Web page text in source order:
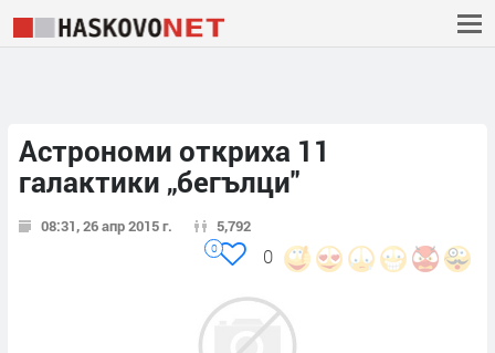
Астрономи откриха 11
галактики „бегълци"
08:31, 26 апр 2015 г. 5,792
0
0